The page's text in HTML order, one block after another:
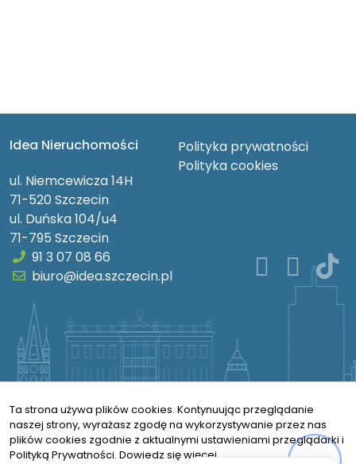
Idea Nieruchomości
ul. Niemcewicza 14H
71-520 Szczecin
ul. Duńska 104/u4
71-795 Szczecin
Polityka prywatności
Polityka cookies
91 3 07 08 66
biuro@idea.szczecin.pl
Ta strona używa plików cookies. Kontynuując przeglądanie
naszej strony, wyrażasz zgodę na wykorzystywanie przez nas
plików cookies zgodnie z aktualnymi ustawieniami przeglądarki i
Polityką Prywatności. Dowiedz się więcej